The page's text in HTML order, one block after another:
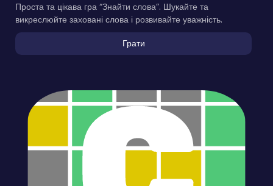
Проста та цікава гра “Знайти слова”. Шукайте та
викреслюйте заховані слова і розвивайте уважність.
Грати